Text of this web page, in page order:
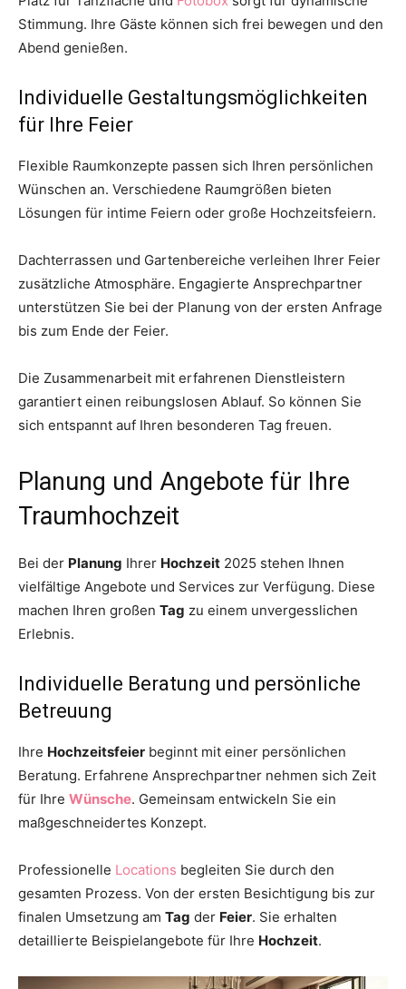
Stimmung. Ihre Gäste können sich frei bewegen und den
Abend genießen.
Individuelle Gestaltungsmöglichkeiten
für Ihre Feier
Flexible Raumkonzepte passen sich Ihren persönlichen
Wünschen an. Verschiedene Raumgrößen bieten
Lösungen für intime Feiern oder große Hochzeitsfeiern.
Dachterrassen und Gartenbereiche verleihen Ihrer Feier
zusätzliche Atmosphäre. Engagierte Ansprechpartner
unterstützen Sie bei der Planung von der ersten Anfrage
bis zum Ende der Feier.
Die Zusammenarbeit mit erfahrenen Dienstleistern
garantiert einen reibungslosen Ablauf. So können Sie
sich entspannt auf Ihren besonderen Tag freuen.
Planung und Angebote für Ihre
Traumhochzeit
Bei der Planung Ihrer Hochzeit 2025 stehen Ihnen
vielfältige Angebote und Services zur Verfügung. Diese
machen Ihren großen Tag zu einem unvergesslichen
Erlebnis.
Individuelle Beratung und persönliche
Betreuung
Ihre Hochzeitsfeier beginnt mit einer persönlichen
Beratung. Erfahrene Ansprechpartner nehmen sich Zeit
für Ihre Wünsche. Gemeinsam entwickeln Sie ein
maßgeschneidertes Konzept.
Professionelle Locations begleiten Sie durch den
gesamten Prozess. Von der ersten Besichtigung bis zur
finalen Umsetzung am Tag der Feier. Sie erhalten
detaillierte Beispielangebote für Ihre Hochzeit.